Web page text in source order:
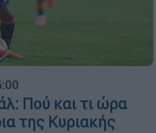
Πού και τι ώρα
της Κυριακής